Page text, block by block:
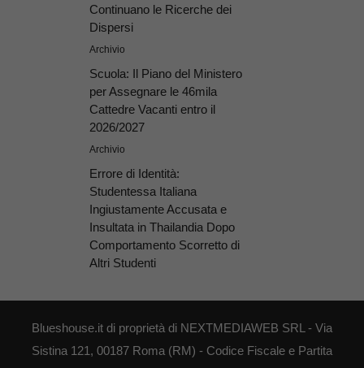
Continuano le Ricerche dei
Dispersi
Archivio
Scuola: Il Piano del Ministero
per Assegnare le 46mila
Cattedre Vacanti entro il
2026/2027
Archivio
Errore di Identità:
Studentessa Italiana
Ingiustamente Accusata e
Insultata in Thailandia Dopo
Comportamento Scorretto di
Altri Studenti
Blueshouse.it di proprietà di NEXTMEDIAWEB SRL - Via
Sistina 121, 00187 Roma (RM) - Codice Fiscale e Partita